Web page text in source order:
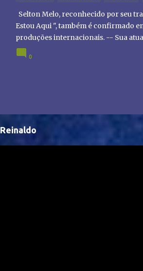
Selton Melo, reconhecido por seu
Estou Aqui ", também é confirmado
produções internacionais. -- Sua
chamado atenção de diretores e
Brasil, abrindo portas para novas
0
Reinaldo